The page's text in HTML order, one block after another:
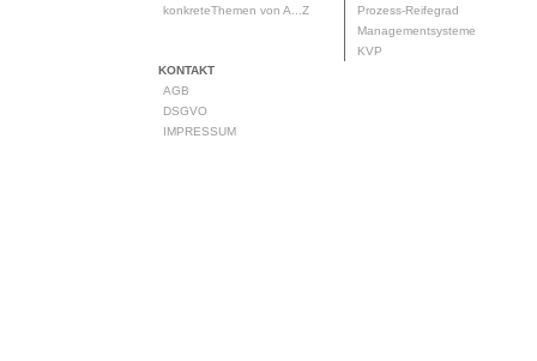
konkreteThemen von A...Z
Prozess-Reifegrad
Managementsysteme
KVP
KONTAKT
AGB
DSGVO
IMPRESSUM